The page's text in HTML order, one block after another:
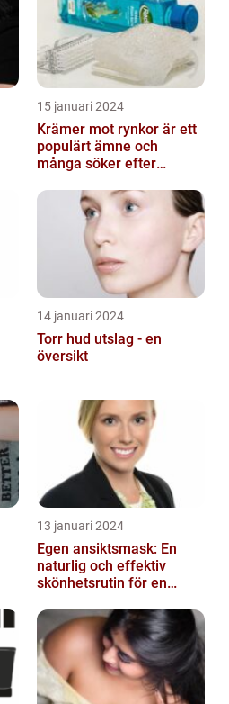
15 januari 2024
Krämer mot rynkor är ett
populärt ämne och
många söker efter
fungerar
14 januari 2024
Torr hud utslag - en
översikt
13 januari 2024
Egen ansiktsmask: En
naturlig och effektiv
skönhetsrutin för en